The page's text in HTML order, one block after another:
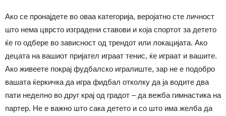
Ако се пронајдете во оваа категорија, веројатно сте личност
што нема цврсто изградени ставови и која спортот за детето
ќе го одбере во зависност од трендот или локацијата. Ако
децата на вашиот пријател играат тенис, ќе играат и вашите.
Ако живеете покрај фудбалско игралиште, зар не е подобро
вашата ќеркичка да игра фидбал отколку да ја водите два
пати неделно во друг крај од градот – да вежба гимнастика на
партер. Не е важно што сака детето и со што има желба да